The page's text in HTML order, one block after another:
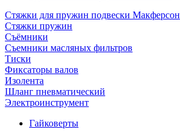
Стяжки для пружин подвески Макферсон
Стяжки пружин
Съёмники
Съемники масляных фильтров
Тиски
Фиксаторы валов
Изолента
Шланг пневматический
Электроинструмент
Гайковерты